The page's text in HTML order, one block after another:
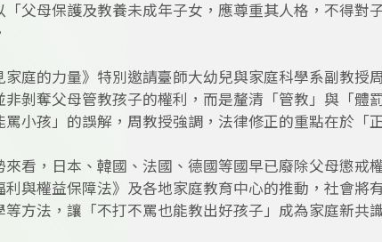
「父母保護及教養未成年子女，應尊重其人格，不得對
家庭的力量》特別邀請臺師大幼兒與家庭科學系副教授
非剝奪父母管教孩子的權利，而是釐清「管教」與「體
罵小孩」的誤解，周教授強調，法律修正的重點在於「
來看，日本、韓國、法國、德國等國早已廢除父母懲戒
利與權益保障法》及各地家庭教育中心的推動，社會將
等方法，讓「不打不罵也能教出好孩子」成為家庭新共